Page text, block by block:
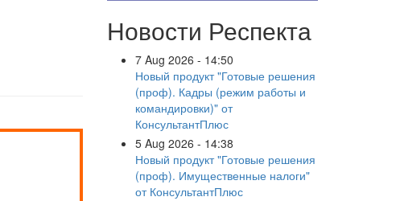
Новости Респекта
7 Aug 2026 - 14:50
Новый продукт "Готовые решения
(проф). Кадры (режим работы и
командировки)" от
КонсультантПлюс
5 Aug 2026 - 14:38
Новый продукт "Готовые решения
(проф). Имущественные налоги"
от КонсультантПлюс